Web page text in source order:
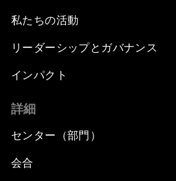
私たちの活動
リーダーシップとガバナンス
インパクト
詳細
センター（部門）
会合